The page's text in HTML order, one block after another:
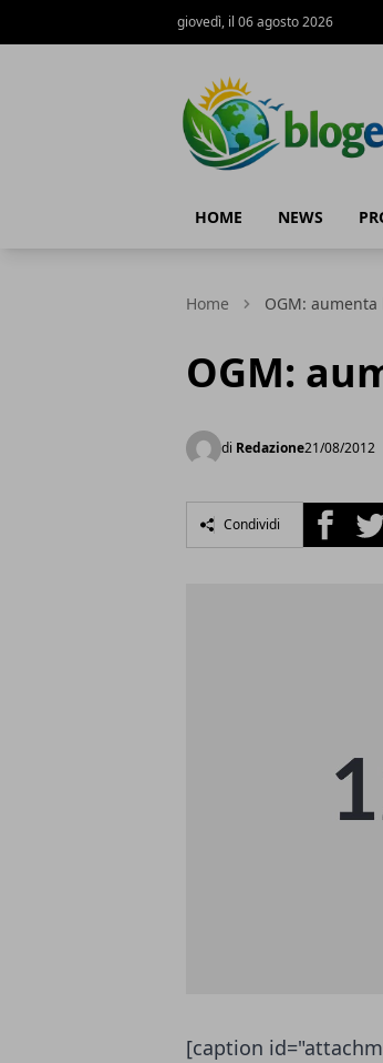
giovedì, il 06 agosto 2026
HOME NEWS
Home OGM:
OGM:
di Redazione21/08/2012
Condividi Facebook
[caption